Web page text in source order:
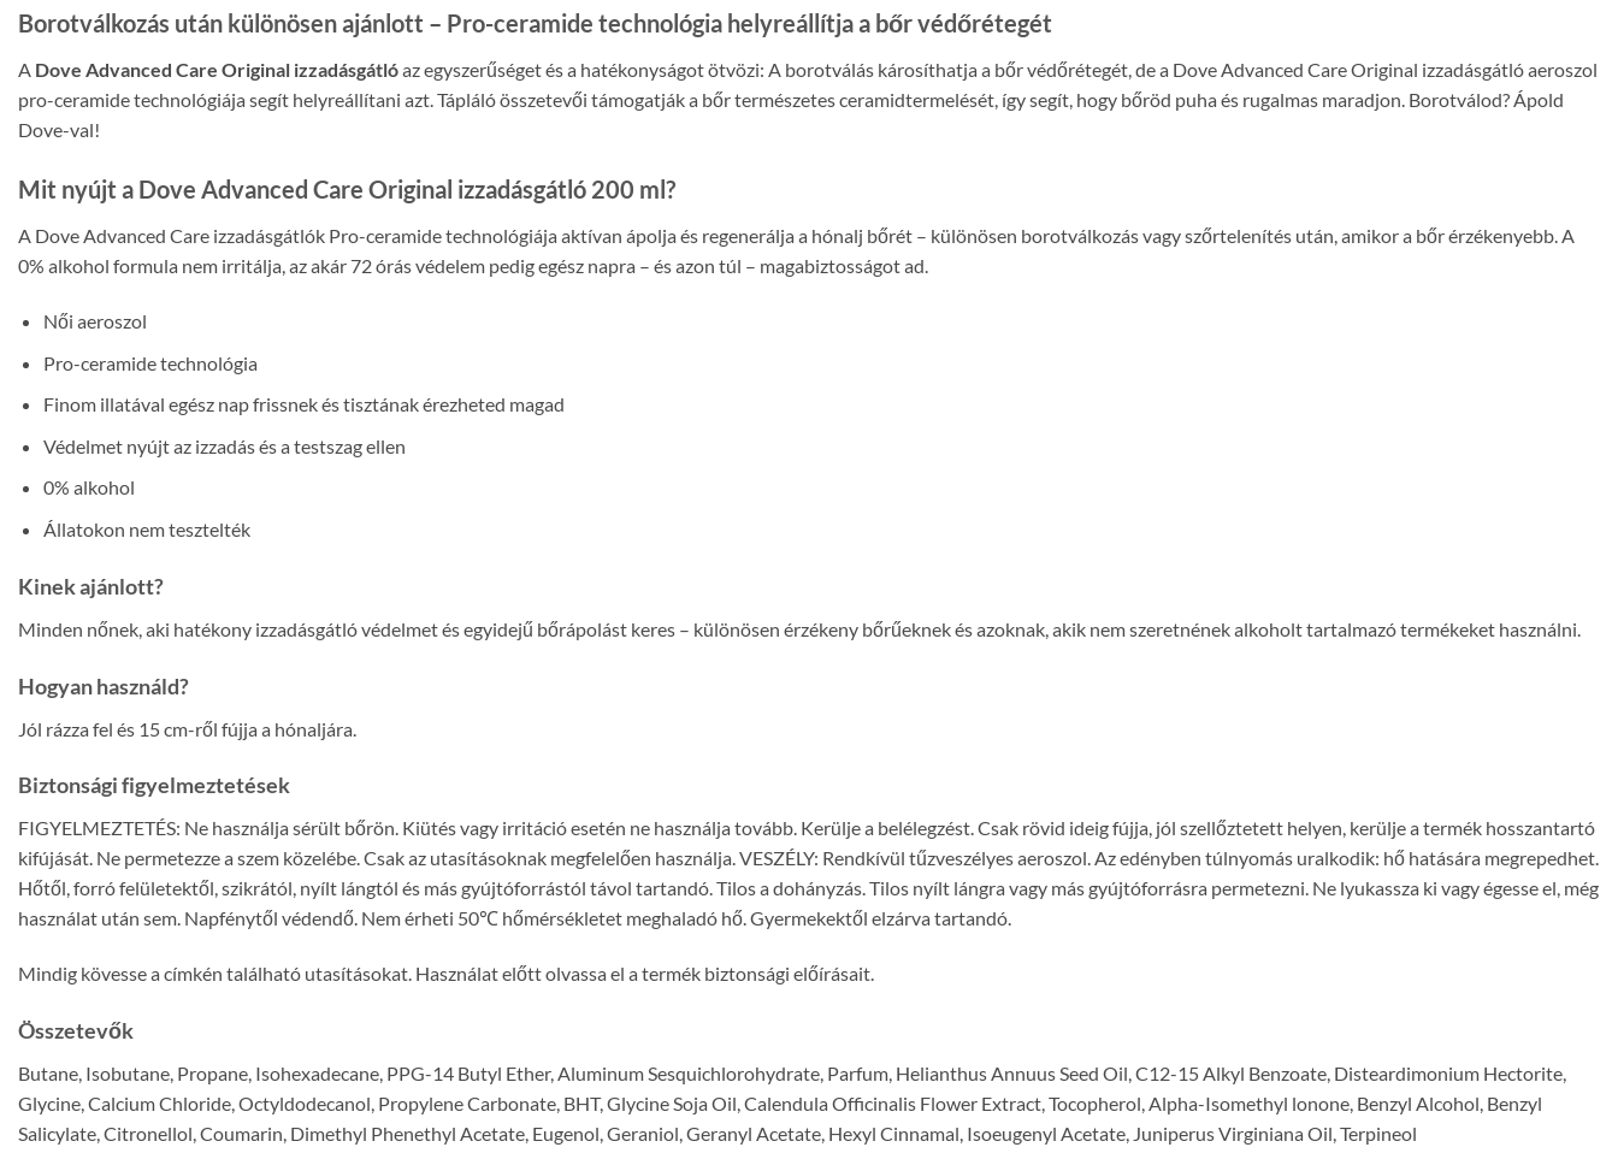
Borotválkozás után különösen ajánlott – Pro-ceramide technológia helyreállítja a bőr védőrétegét
A Dove Advanced Care Original izzadásgátlóaz egyszerűséget és a hatékonyságot ötvözi: A borotválás károsíthatja a bőr védőrétegét, de a Dove Advanced Care Original izzadásgátló aeroszol
pro-ceramide technológiája segít helyreállítani azt. Tápláló összetevői támogatják a bőr természetes ceramidtermelését, így segít, hogy bőröd puha és rugalmas maradjon. Borotválod? Ápold
Dove-val!
Mit nyújt a Dove Advanced Care Original izzadásgátló 200 ml?
A Dove Advanced Care izzadásgátlók Pro-ceramide technológiája aktívan ápolja és regenerálja a hónalj bőrét – különösen borotválkozás vagy szőrtelenítés után, amikor a bőr érzékenyebb. A
0% alkohol formula nem irritálja, az akár 72 órás védelem pedig egész napra – és azon túl – magabiztosságot ad.
Női aeroszol
Pro-ceramide technológia
Finom illatával egész nap frissnek és tisztának érezheted magad
Védelmet nyújt az izzadás és a testszag ellen
0% alkohol
Állatokon nem tesztelték
Kinek ajánlott?
Minden nőnek, aki hatékony izzadásgátló védelmet és egyidejű bőrápolást keres – különösen érzékeny bőrűeknek és azoknak, akik nem szeretnének alkoholt tartalmazó termékeket használni.
Hogyan használd?
Jól rázza fel és 15 cm-ről fújja a hónaljára.
Biztonsági figyelmeztetések
FIGYELMEZTETÉS: Ne használja sérült bőrön. Kiütés vagy irritáció esetén ne használja tovább. Kerülje a belélegzést. Csak rövid ideig fújja, jól szellőztetett helyen, kerülje a termék hosszantartó
kifújását. Ne permetezze a szem közelébe. Csak az utasításoknak megfelelően használja. VESZÉLY: Rendkívül tűzveszélyes aeroszol. Az edényben túlnyomás uralkodik: hő hatására megrepedhet.
Hőtől, forró felületektől, szikrától, nyílt lángtól és más gyújtóforrástól távol tartandó. Tilos a dohányzás. Tilos nyílt lángra vagy más gyújtóforrásra permetezni. Ne lyukassza ki vagy égesse el, még
használat után sem. Napfénytől védendő. Nem érheti 50℃ hőmérsékletet meghaladó hő. Gyermekektől elzárva tartandó.
Mindig kövesse a címkén található utasításokat. Használat előtt olvassa el a termék biztonsági előírásait.
Összetevők
Butane, Isobutane, Propane, Isohexadecane, PPG-14 Butyl Ether, Aluminum Sesquichlorohydrate, Parfum, Helianthus Annuus Seed Oil, C12-15 Alkyl Benzoate, Disteardimonium Hectorite,
Glycine, Calcium Chloride, Octyldodecanol, Propylene Carbonate, BHT, Glycine Soja Oil, Calendula Officinalis Flower Extract, Tocopherol, Alpha-Isomethyl lonone, Benzyl Alcohol, Benzyl
Salicylate, Citronellol, Coumarin, Dimethyl Phenethyl Acetate, Eugenol, Geraniol, Geranyl Acetate, Hexyl Cinnamal, Isoeugenyl Acetate, Juniperus Virginiana Oil, Terpineol